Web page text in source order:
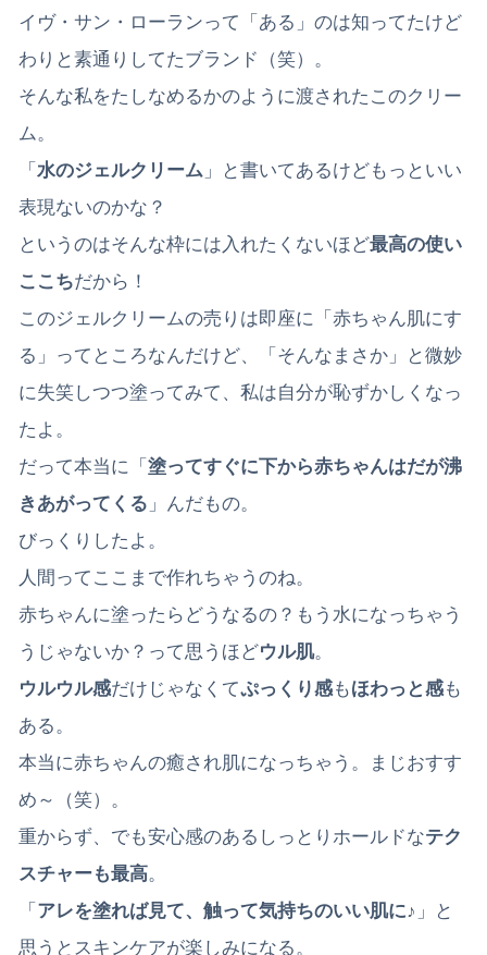
イヴ・サン・ローランって「ある」のは知ってたけど
わりと素通りしてたブランド（笑）。
そんな私をたしなめるかのように渡されたこのクリー
ム。
「 水のジェルクリーム 」と書いてあるけどもっといい
表現ないのかな？
というのはそんな枠には入れたくないほど最高の使い
ここちだから！
このジェルクリームの売りは即座に「赤ちゃん肌にす
る」ってところなんだけど、「そんなまさか」と微妙
に失笑しつつ塗ってみて、私は自分が恥ずかしくなっ
たよ。
だって本当に「 塗ってすぐに下から赤ちゃんはだが沸
きあがってくる 」んだもの。
びっくりしたよ。
人間ってここまで作れちゃうのね。
赤ちゃんに塗ったらどうなるの？もう水になっちゃう
うじゃないか？って思うほどウル肌。
ウルウル感だけじゃなくてぷっくり感もほわっと感も
ある。
本当に赤ちゃんの癒され肌になっちゃう。まじおすす
め～（笑）。
重からず、でも安心感のあるしっとりホールドなテク
スチャーも最高。
「 アレを塗れば見て、触って気持ちのいい肌に♪ 」と
思うとスキンケアが楽しみになる。